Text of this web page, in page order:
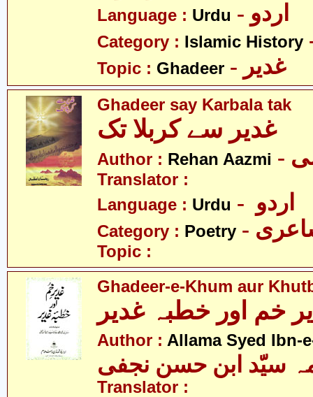
Language : Urdu - اردو
Category : Islamic History
Topic : Ghadeer - غدیر
Ghadeer say Karbala tak
غدیر سے کربلا تک
Author : Rehan Aazmi
Translator :
Language : Urdu
Category : Poetry
Topic :
Ghadeer-e-Khum aur
خم اور خطبہ غدیر
Author : Allama Syed Ibn-
سیّد ابن حسن نجفی
Translator :